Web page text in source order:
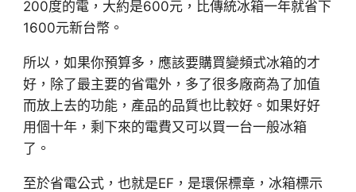
200度的電，大約是600元，比傳統冰箱一年就省下
1600元新台幣。
所以，如果你預算多，應該要購買變頻式冰箱的才
好，除了最主要的省電外，多了很多廠商為了加值
而放上去的功能，產品的品質也比較好。如果好好
用個十年，剩下來的電費又可以買一台一般冰箱
了。
至於省電公式，也就是EF，是環保標章，冰箱標示